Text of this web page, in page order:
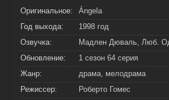
Оригинальное:
Ángela
Год выхода:
1998 год
Озвучка:
Мадлен Дюваль, Люб.
Обновление:
1 сезон 64 серия
Жанр:
драма, мелодрама
Режиссер:
Роберто Гомес